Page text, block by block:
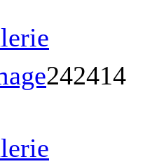
242414